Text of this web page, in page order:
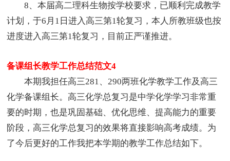
8、本届高二理科生物按学校要求，已顺利完成教学
计划，于6月1日进入高三第1轮复习，本人所教班级也按
进度进入高三第1轮复习，目前正严谨推进。
备课组长教学工作总结范文4
本期我担任高三281、290两班化学教学工作及高三
化学备课组长。高三化学总复习是中学化学学习非常重
要的时期，也是巩固基础、优化思维、提高能力的重要
阶段，高三化学总复习的效果将直接影响高考成绩。为
了今后更好的工作我把本学期的教学工作总结如下。